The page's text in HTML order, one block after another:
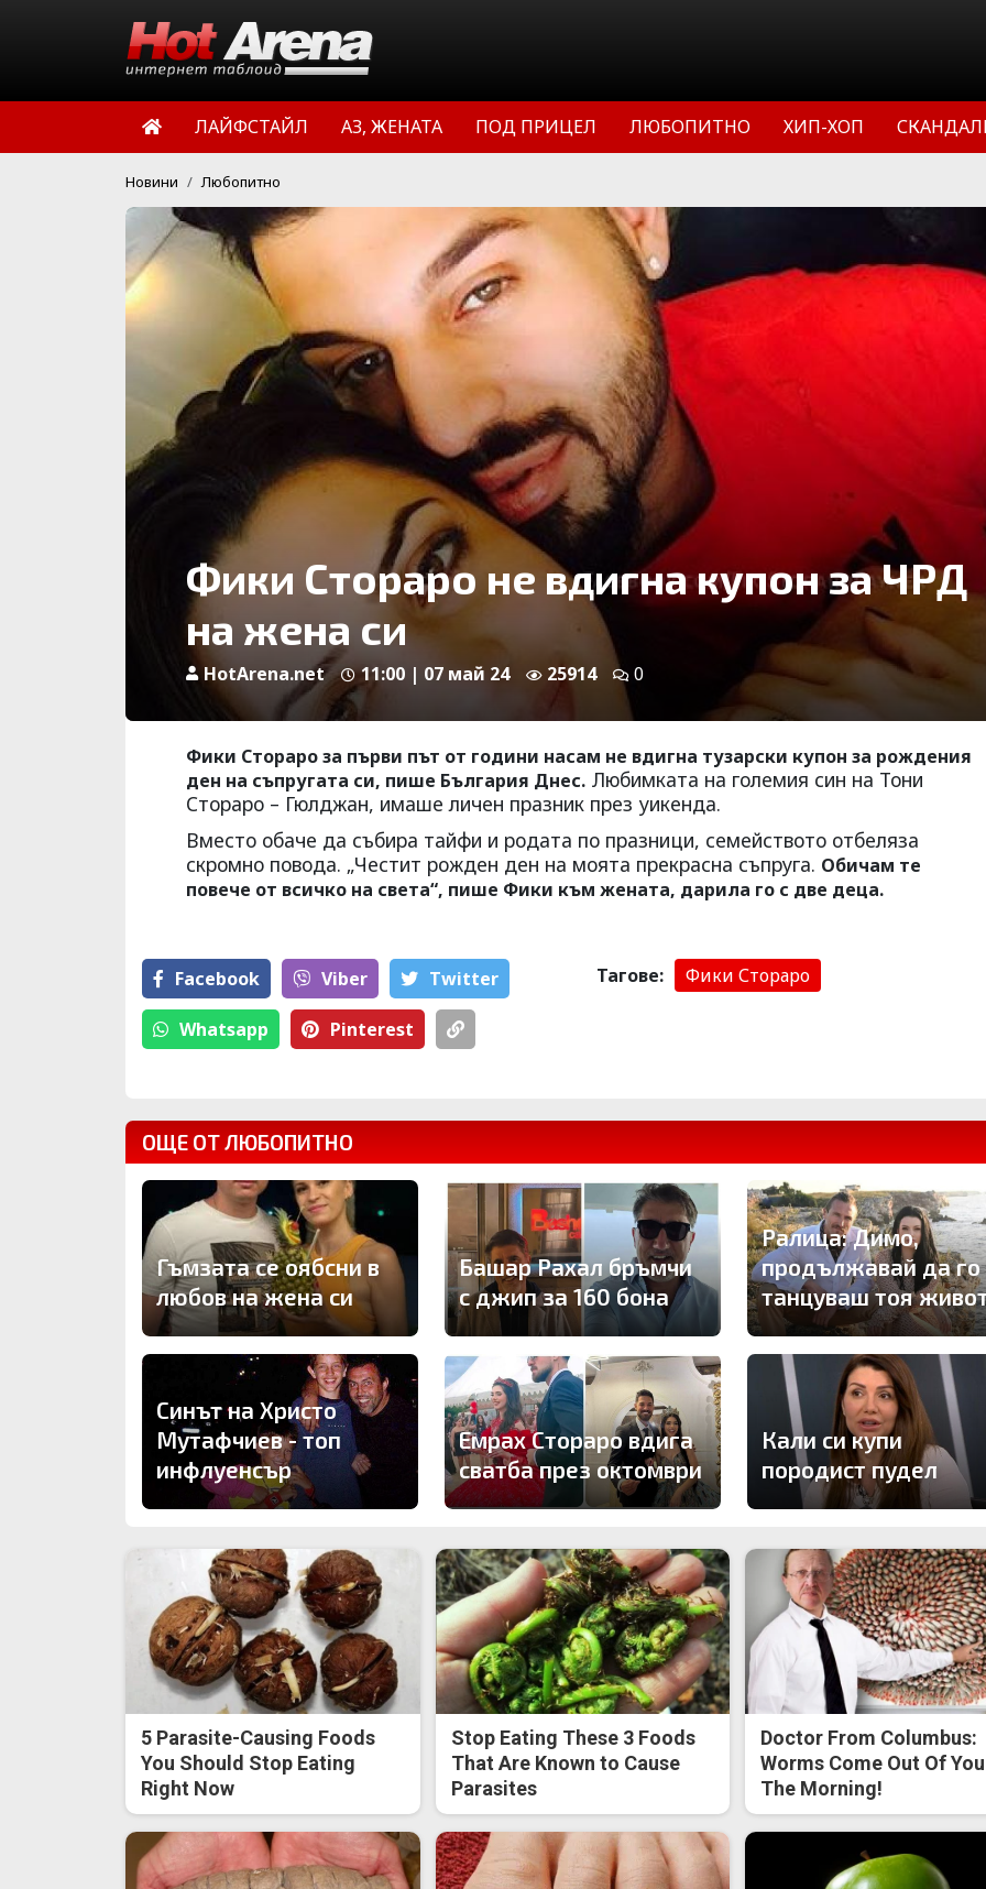
ЛАЙФСТАЙЛ АЗ, ЖЕНАТА ПОД ПРИЦЕЛ ЛЮБОПИТНО ХИП-ХОП
Новини Любопитно
Фики Стораро не вдигна купон за ЧРД
на жена си
HotArena.net 11:00 | 07 май 24 25914 0
Фики Стораро за първи път от години насам не вдигна тузарски купон за рождения
ден на съпругата си, пише България Днес. Любимката на големия син на Тони
Стораро – Гюлджан, имаше личен празник през уикенда.
Вместо обаче да събира тайфи и родата по празници, семейството отбеляза
скромно повода. „Честит рожден ден на моята прекрасна съпруга. Обичам те
повече от всичко на света“, пише Фики към жената, дарила го с две деца.
Facebook Viber Тwitter
Whatsapp Pinterest
Тагове: Фики Стораро
ОЩЕ ОТ ЛЮБОПИТНО
Гъмзата се оябсни в
любов на жена си
Башар Рахал бръмчи
с джип за 160 бона
Ралица: Димо,
продължавай да го
танцуваш тоя
Синът на Христо
Мутафчиев - топ
инфлуенсър
Емрах Стораро вдига
сватба през октомври
Кали си купи
породист пудел
5 Parasite-Causing Foods
You Should Stop Eating
Right Now
Stop Eating These 3 Foods
That Are Known to Cause
Parasites
Doctor From Columbus:
Worms Come Out Of
The Morning!